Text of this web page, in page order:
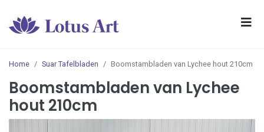
Home Suar Tafelbladen Boomstambladen van Lychee hout 210cm
Boomstambladen van Lychee
hout 210cm